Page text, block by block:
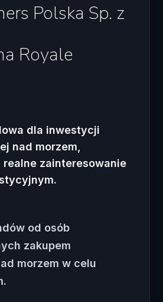
Polska Sp. z
Royale
dla inwestycji
nad morzem,
realne zainteresowanie
od osób
zakupem
morzem w celu